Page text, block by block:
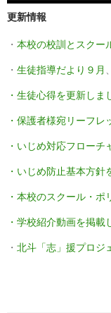
更新情報
・ 本校の校訓とスクー
・ 生徒指導だより９月 、
・生徒心得を更新しま
・保護者様宛リーフレ
・いじめ対応フローチ
・いじめ防止基本方針
・本校のスクール・ポ
・学校紹介動画を掲載
・ 北斗「志」援プロジ